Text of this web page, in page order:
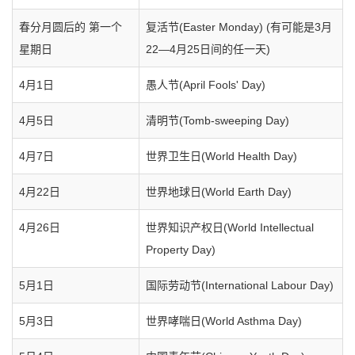
春分月圆后的 第一个
星期日
复活节(Easter Monday) (有可能是3月
22—4月25日间的任一天)
4月1日 愚人节(April Fools' Day)
4月5日 清明节(Tomb-sweeping Day)
4月7日 世界卫生日(World Health Day)
4月22日 世界地球日(World Earth Day)
4月26日
世界知识产权日(World Intellectual
Property Day)
5月1日 国际劳动节(International Labour Day)
5月3日 世界哮喘日(World Asthma Day)